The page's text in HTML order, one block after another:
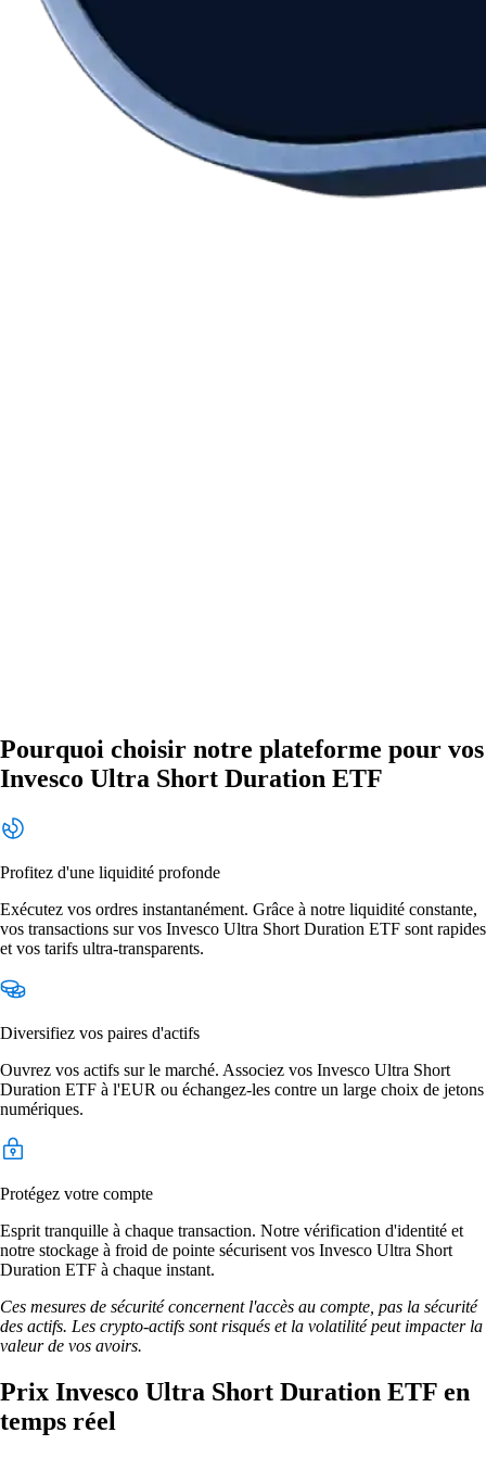
Pourquoi choisir notre plateforme pour vos
Invesco Ultra Short Duration ETF
Profitez d'une liquidité profonde
Exécutez vos ordres instantanément. Grâce à notre liquidité constante,
vos transactions sur vos Invesco Ultra Short Duration ETF sont rapides
et vos tarifs ultra-transparents.
Diversifiez vos paires d'actifs
Ouvrez vos actifs sur le marché. Associez vos Invesco Ultra Short
Duration ETF à l'EUR ou échangez-les contre un large choix de jetons
numériques.
Protégez votre compte
Esprit tranquille à chaque transaction. Notre vérification d'identité et
notre stockage à froid de pointe sécurisent vos Invesco Ultra Short
Duration ETF à chaque instant.
Ces mesures de sécurité concernent l'accès au compte, pas la sécurité
des actifs. Les crypto-actifs sont risqués et la volatilité peut impacter la
valeur de vos avoirs.
Prix Invesco Ultra Short Duration ETF en
temps réel